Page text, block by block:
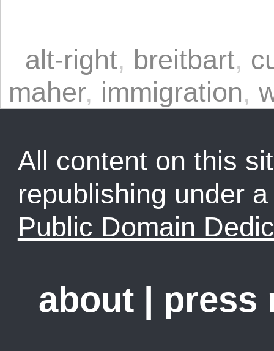
alt-right, breitbart,
maher, immigration,
All content on this
republishing under
Public Domain
about | press